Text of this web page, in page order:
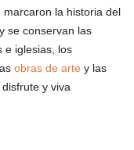
la historia del
se conservan las
e iglesias, los
obras de arte y las
y viva